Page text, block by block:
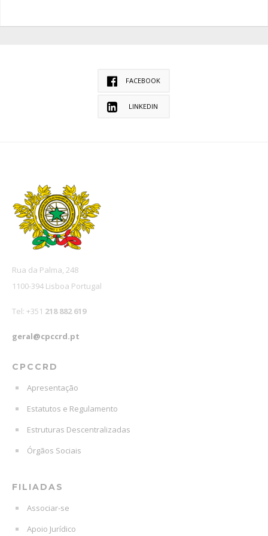
FACEBOOK
LINKEDIN
Rua da Palma, 248
1100-394 Lisboa Portugal
Tel: +351 218 882 619
geral@cpccrd.pt
CPCCRD
Apresentação
Estatutos e Regulamento
Estruturas Descentralizadas
Órgãos Sociais
FILIADAS
Associar-se
Apoio Jurídico